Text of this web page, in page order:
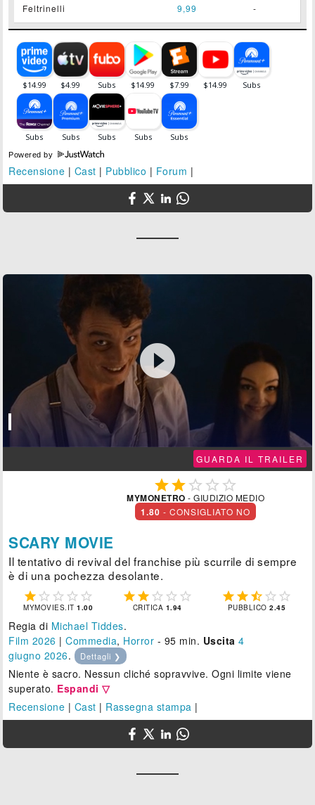
Feltrinelli 9,99 -
Powered by
Recensione | Cast | Pubblico | Forum |

GUARDA IL TRAILER
   
MYMONETRO - GIUDIZIO MEDIO
1.80 - CONSIGLIATO NO
SCARY MOVIE
Il tentativo di revival del franchise più scurrile di sempre
è di una pochezza desolante.
    
MYMOVIES.IT1.00
    
CRITICA 1.94
    
PUBBLICO2.45
Regia di Michael Tiddes.
Film 2026 |Commedia, Horror - 95 min. Uscita 4
giugno 2026. Dettagli ❯
Niente è sacro. Nessun cliché sopravvive. Ogni limite viene
superato. Espandi ▽
Recensione | Cast | Rassegna stampa |